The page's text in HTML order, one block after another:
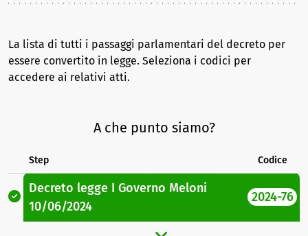
La lista di tutti i passaggi parlamentari del decreto per
essere convertito in legge. Seleziona i codici per
accedere ai relativi atti.
A che punto siamo?
Step Codice
Decreto legge I Governo Meloni
10/06/2024
2024-76